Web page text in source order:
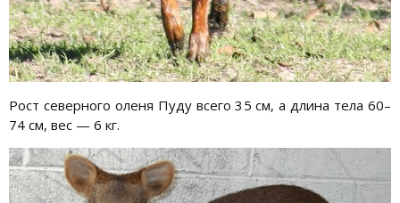
Рост северного оленя Пуду всего 35 см, а длина тела 60–
74 см, вес — 6 кг.